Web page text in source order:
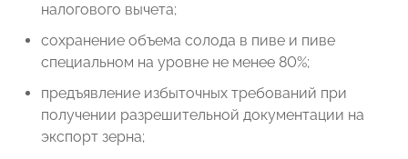
налогового вычета;
сохранение объема солода в пиве и пиве
специальном на уровне не менее 80%;
предъявление избыточных требований при
получении разрешительной документации на
экспорт зерна;